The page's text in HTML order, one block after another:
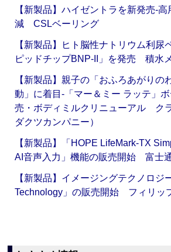
【新製品】ハイゼントラを新発売‐
減 CSLベーリング
【新製品】ヒト脳性ナトリウム利尿
ピッドチップBNP-II」を発売 積水
【新製品】親子の「おふろあがりの
動」に着目‐「マー＆ミー ラッテ」
売・ボディミルクリニューアル ク
ダクツカンパニー）
【新製品】「HOPE LifeMark-TX
AI音声入力」機能の販売開始 富士
【新製品】イメージングテクノロジ
Technology」の販売開始 フィリッ